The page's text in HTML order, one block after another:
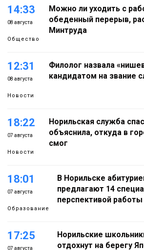
14:33
08 августа
Общество
Можно ли уходить с
обеденный перерыв,
Минтруда
12:31
08 августа
Новости
Филолог назвала
кандидатом на звание
18:22
07 августа
Новости
Норильская служба
объяснила, откуда в
смог
18:01
07 августа
Образование
В Норильске
предлагают 14
перспективой
17:25
07 августа
Норильские
отдохнут на берегу